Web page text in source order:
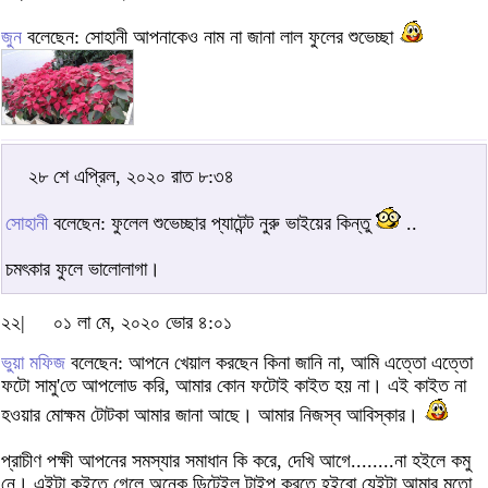
জুন বলেছেন: সোহানী আপনাকেও নাম না জানা লাল ফুলের শুভেচ্ছা
২৮ শে এপ্রিল, ২০২০ রাত ৮:৩৪
সোহানীবলেছেন: ফুলেল শুভেচ্ছার প্যাটেন্ট নুরু ভাইয়ের কিন্তু ..
চমৎকার ফুলে ভালোলাগা।
২২|
০১ লা মে, ২০২০ ভোর ৪:০১
ভুয়া মফিজ বলেছেন: আপনে খেয়াল করছেন কিনা জানি না, আমি এত্তো এত্তো
ফটো সামু'তে আপলোড করি, আমার কোন ফটোই কাইত হয় না। এই কাইত না
হওয়ার মোক্ষম টোটকা আমার জানা আছে। আমার নিজস্ব আবিস্কার।
প্রাচীণ পক্ষী আপনের সমস্যার সমাধান কি করে, দেখি আগে........না হইলে কমু
নে। এইটা কইতে গেলে অনেক ডিটেইল টাইপ করতে হইবো যেইটা আমার মতো